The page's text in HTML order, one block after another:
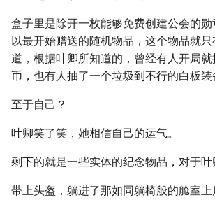
盒子里是除开一枚能够免费创建公会的
以最开始赠送的随机物品，这个物品就
道，根据叶卿所知道的，曾经有人开局
币，也有人抽了一个垃圾到不行的白板装
至于自己？
叶卿笑了笑，她相信自己的运气。
剩下的就是一些实体的纪念物品，对于叶
带上头盔，躺进了那如同躺椅般的舱室